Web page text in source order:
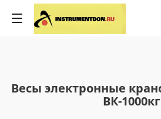
Весы электронные
ВК-1000кг